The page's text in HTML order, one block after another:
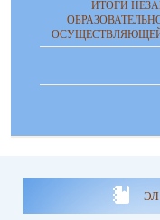
ИТОГИ
ОСУЩЕСТВЛЯЮЩЕЙ